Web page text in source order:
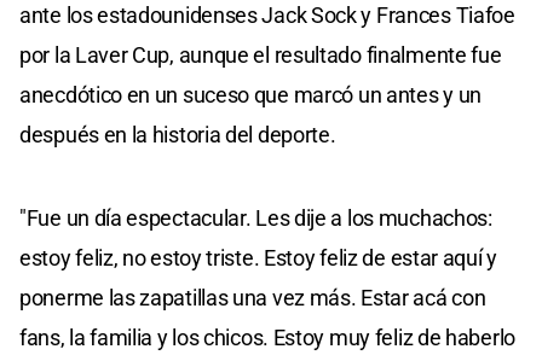
ante los estadounidenses Jack Sock y Frances Tiafoe
por la Laver Cup, aunque el resultado finalmente fue
anecdótico en un suceso que marcó un antes y un
después en la historia del deporte.
"Fue un día espectacular. Les dije a los muchachos:
estoy feliz, no estoy triste. Estoy feliz de estar aquí y
ponerme las zapatillas una vez más. Estar acá con
fans, la familia y los chicos. Estoy muy feliz de haberlo